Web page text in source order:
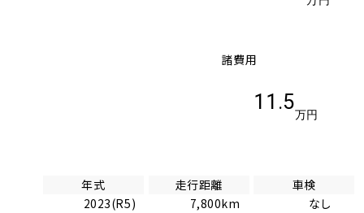
諸費用
11.5
万円
年式
2023(R5)
走行距離
7,800km
車検
なし